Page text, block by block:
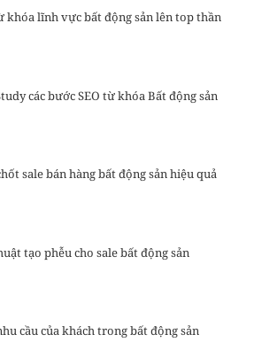
khóa lĩnh vực bất động sản lên top thần
các bước SEO từ khóa Bất động sản
sale bán hàng bất động sản hiệu quả
tạo phễu cho sale bất động sản
cầu của khách trong bất động sản